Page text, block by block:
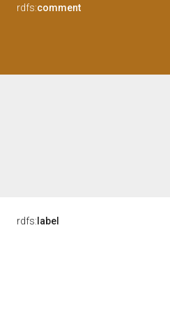
rdfs:comment
rdfs: label